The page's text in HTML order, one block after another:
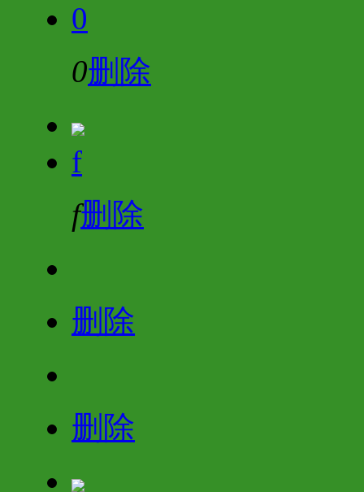
0
0删除
f
f删除
删除
删除